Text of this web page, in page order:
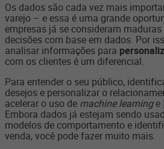
Os dados são cada vez mais
varejo – e essa é uma grande
empresas já se consideram
decisões com base em dados. Por
analisar informações para
com os clientes é um diferencial.
Para entender o seu público,
desejos e personalizar o
acelerar o uso de machine learninge
Embora dados já estejam sendo
modelos de comportamento e
venda, você pode fazer muito mais.